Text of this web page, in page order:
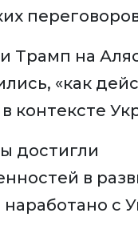
Трамп на
«как
контексте
достигли
в
наработано с